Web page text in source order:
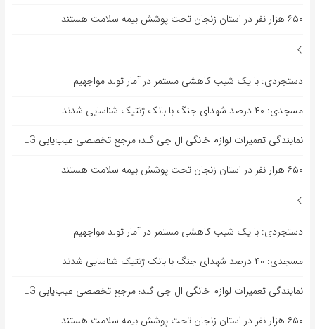
۶۵۰ هزار نفر در استان زنجان تحت پوشش بیمه سلامت هستند
دستجردی: با یک شیب کاهشی مستمر در آمار تولد مواجهیم
مسجدی: ۴۰ درصد شهدای جنگ با بانک ژنتیک شناسایی شدند
نمایندگی تعمیرات لوازم خانگی ال جی گلد؛ مرجع تخصصی عیب‌یابی LG
۶۵۰ هزار نفر در استان زنجان تحت پوشش بیمه سلامت هستند
دستجردی: با یک شیب کاهشی مستمر در آمار تولد مواجهیم
مسجدی: ۴۰ درصد شهدای جنگ با بانک ژنتیک شناسایی شدند
نمایندگی تعمیرات لوازم خانگی ال جی گلد؛ مرجع تخصصی عیب‌یابی LG
۶۵۰ هزار نفر در استان زنجان تحت پوشش بیمه سلامت هستند